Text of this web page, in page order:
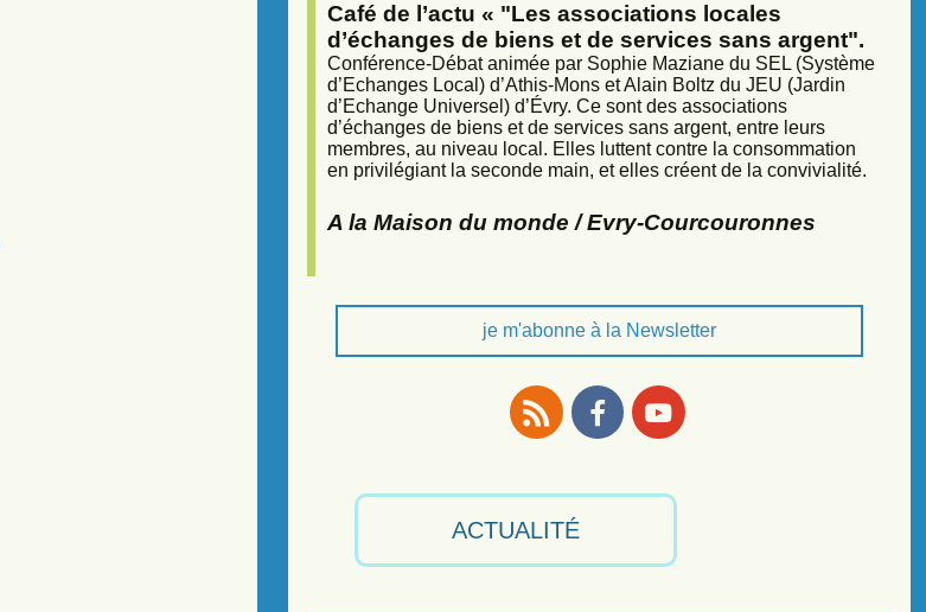
Café de l’actu « "Les associations locales
d’échanges de biens et de services sans argent".
Conférence-Débat animée par Sophie Maziane du SEL (Système
d’Echanges Local) d’Athis-Mons et Alain Boltz du JEU (Jardin
d’Echange Universel) d’Évry. Ce sont des associations
d’échanges de biens et de services sans argent, entre leurs
membres, au niveau local. Elles luttent contre la consommation
en privilégiant la seconde main, et elles créent de la convivialité.
A la Maison du monde / Evry-Courcouronnes
je m'abonne à la Newsletter
ACTUALITÉ